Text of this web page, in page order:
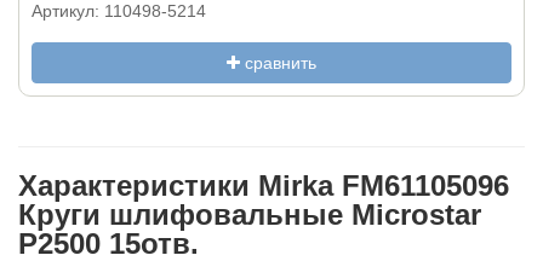
Артикул: 110498-5214
сравнить
Характеристики Mirka FM61105096
Круги шлифовальные Microstar
P2500 15отв.